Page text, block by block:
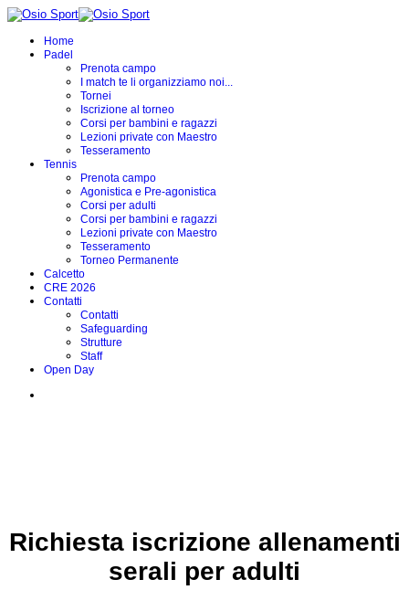
Home
Padel
Prenota campo
I match te li organizziamo noi...
Tornei
Iscrizione al torneo
Corsi per bambini e ragazzi
Lezioni private con Maestro
Tesseramento
Tennis
Prenota campo
Agonistica e Pre-agonistica
Corsi per adulti
Corsi per bambini e ragazzi
Lezioni private con Maestro
Tesseramento
Torneo Permanente
Calcetto
CRE 2026
Contatti
Contatti
Safeguarding
Strutture
Staff
Open Day
Richiesta iscrizione allenamenti
serali per adulti